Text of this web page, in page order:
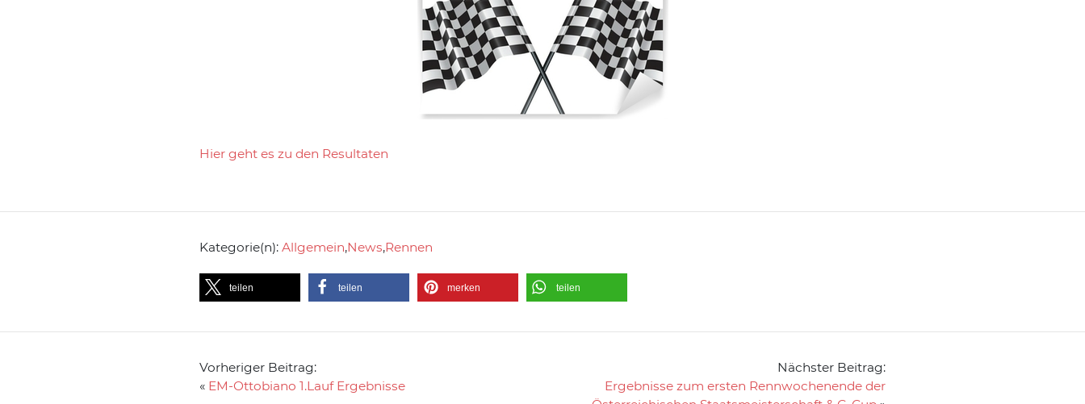
Hier geht es zu den Resultaten
Kategorie(n): Allgemein,News,Rennen
teilen teilen merken teilen
Vorheriger Beitrag:
« EM-Ottobiano 1.Lauf Ergebnisse
Nächster Beitrag:
Ergebnisse zum ersten Rennwochenende der